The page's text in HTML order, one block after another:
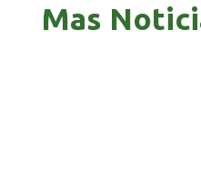
Mas